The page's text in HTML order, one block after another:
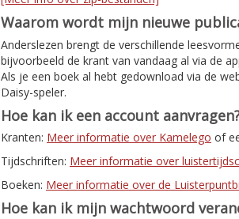
Waarom wordt mijn nieuwe
Anderslezen brengt de verschillende
bijvoorbeeld de krant van vandaag al via de
Als je een boek al hebt gedownload via de
Daisy-speler.
Hoe kan ik een account
Kranten: Meer informatie over Kamelego of
Tijdschriften: Meer informatie over
Boeken: Meer informatie over de
Hoe kan ik mijn wachtwoord